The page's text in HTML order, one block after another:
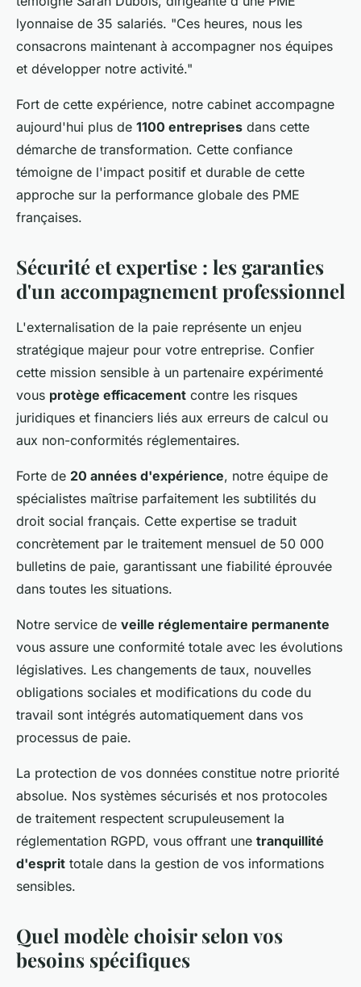
lyonnaise de 35 salariés. "Ces heures, nous les
consacrons maintenant à accompagner nos équipes
et développer notre activité."
Fort de cette expérience, notre cabinet accompagne
aujourd'hui plus de 1100 entreprises dans cette
démarche de transformation. Cette confiance
témoigne de l'impact positif et durable de cette
approche sur la performance globale des PME
françaises.
Sécurité et expertise : les garanties
d'un accompagnement professionnel
L'externalisation de la paie représente un enjeu
stratégique majeur pour votre entreprise. Confier
cette mission sensible à un partenaire expérimenté
vous protège efficacement contre les risques
juridiques et financiers liés aux erreurs de calcul ou
aux non-conformités réglementaires.
Forte de 20 années d'expérience, notre équipe de
spécialistes maîtrise parfaitement les subtilités du
droit social français. Cette expertise se traduit
concrètement par le traitement mensuel de 50 000
bulletins de paie, garantissant une fiabilité éprouvée
dans toutes les situations.
Notre service de veille réglementaire permanente
vous assure une conformité totale avec les évolutions
législatives. Les changements de taux, nouvelles
obligations sociales et modifications du code du
travail sont intégrés automatiquement dans vos
processus de paie.
La protection de vos données constitue notre priorité
absolue. Nos systèmes sécurisés et nos protocoles
de traitement respectent scrupuleusement la
réglementation RGPD, vous offrant une tranquillité
d'esprit totale dans la gestion de vos informations
sensibles.
Quel modèle choisir selon vos
besoins spécifiques